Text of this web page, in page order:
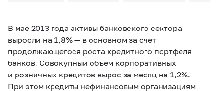
В мае 2013 года активы банковского сектора
выросли на 1,8% — в основном за счет
продолжающегося роста кредитного портфеля
банков. Совокупный объем корпоративных
и розничных кредитов вырос за месяц на 1,2%.
При этом кредиты нефинансовым организациям